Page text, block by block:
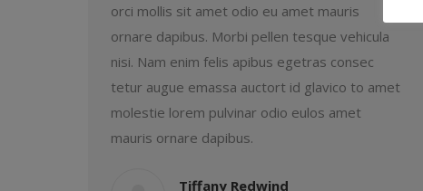
orci mollis sit amet odio eu amet mauris
ornare dapibus. Morbi pellen tesque vehicula
nisi. Nam enim felis apibus egetras consec
tetur augue emassa auctort id glavico to amet
molestie lorem pulvinar odio eulos amet
mauris ornare dapibus.
Tiffany Redwind